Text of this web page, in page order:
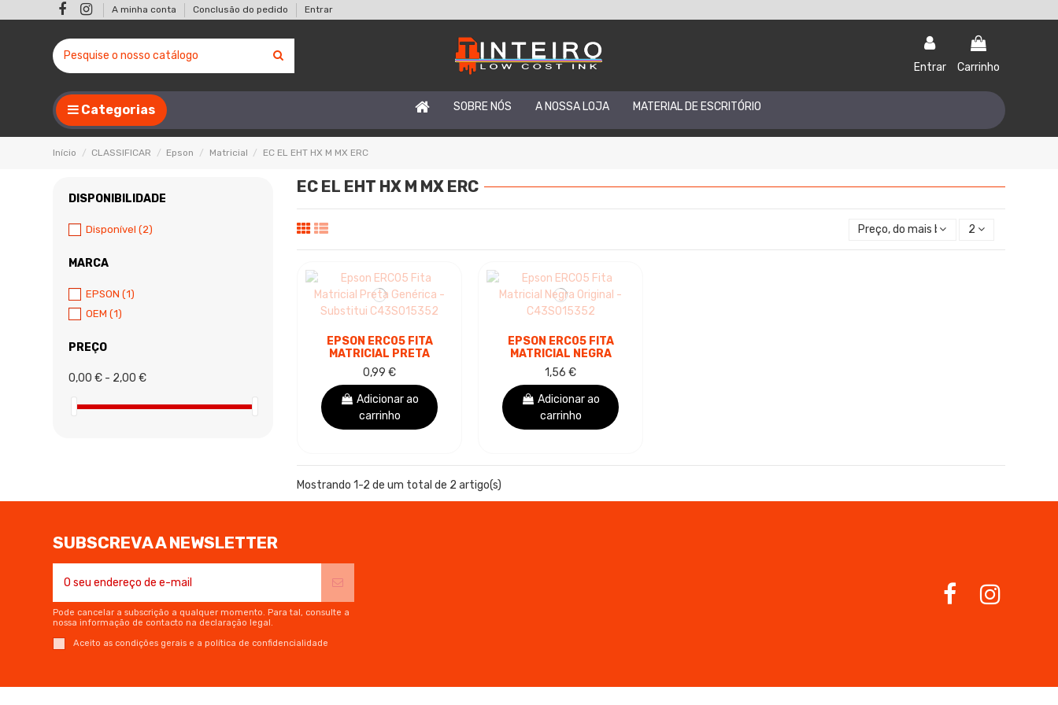
A minha conta Conclusão do pedido Entrar
Entrar Carrinho
Categorias SOBRE NÓS A NOSSA LOJA MATERIAL DE ESCRITÓRIO
Início CLASSIFICAR Epson Matricial EC EL EHT HX M MX ERC
EC EL EHT HX M MX ERC
Preço, do mais baixo ao mais alto
2
EPSON ERC05 FITA
MATRICIAL PRETA
GENÉRICA -
SUBSTITUI
C43S015352
0,99 €
Adicionar ao
carrinho
EPSON ERC05 FITA
MATRICIAL NEGRA
ORIGINAL -
C43S015352
1,56 €
Adicionar ao
carrinho
Mostrando 1-2 de um total de 2 artigo(s)
DISPONIBILIDADE
Disponível (2)
MARCA
EPSON (1)
OEM (1)
PREÇO
0,00 € - 2,00 €
SUBSCREVA A NEWSLETTER
Pode cancelar a subscrição a qualquer momento. Para tal, consulte a
nossa informação de contacto na declaração legal.
Aceito as condições gerais e a política de confidencialidade